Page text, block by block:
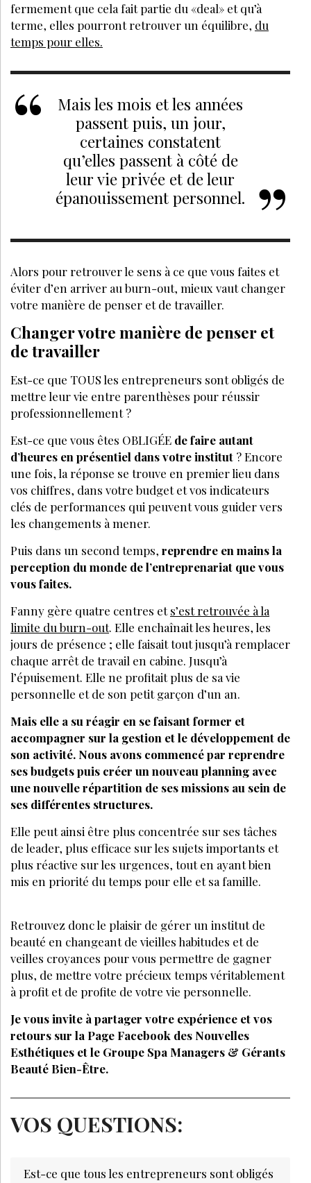
fermement que cela fait partie du «deal» et qu’à
terme, elles pourront retrouver un équilibre, du
temps pour elles.
Mais les mois et les années
passent puis, un jour,
certaines constatent
qu’elles passent à côté de
leur vie privée et de leur
épanouissement personnel.
Alors pour retrouver le sens à ce que vous faites et
éviter d’en arriver au burn-out, mieux vaut changer
votre manière de penser et de travailler.
Changer votre manière de penser et
de travailler
Est-ce que TOUS les entrepreneurs sont obligés de
mettre leur vie entre parenthèses pour réussir
professionnellement ?
Est-ce que vous êtes OBLIGÉE de faire autant
d’heures en présentiel dans votre institut ? Encore
une fois, la réponse se trouve en premier lieu dans
vos chiffres, dans votre budget et vos indicateurs
clés de performances qui peuvent vous guider vers
les changements à mener.
Puis dans un second temps, reprendre en mains la
perception du monde de l’entreprenariat que vous
vous faites.
Fanny gère quatre centres ets’est retrouvée à la
limite du burn-out. Elle enchaînait les heures, les
jours de présence ; elle faisait tout jusqu’à remplacer
chaque arrêt de travail en cabine. Jusqu’à
l’épuisement. Elle ne profitait plus de sa vie
personnelle et de son petit garçon d’un an.
Mais elle a su réagir en se faisant former et
accompagner sur la gestion et le développement de
son activité. Nous avons commencé par reprendre
ses budgets puis créer un nouveau planning avec
une nouvelle répartition de ses missions au sein de
ses différentes structures.
Elle peut ainsi être plus concentrée sur ses tâches
de leader, plus efficace sur les sujets importants et
plus réactive sur les urgences, tout en ayant bien
mis en priorité du temps pour elle et sa famille.
Retrouvez donc le plaisir de gérer un institut de
beauté en changeant de vieilles habitudes et de
veilles croyances pour vous permettre de gagner
plus, de mettre votre précieux temps véritablement
à profit et de profite de votre vie personnelle.
Je vous invite à partager votre expérience et vos
retours sur la Page Facebook des Nouvelles
Esthétiques et le Groupe Spa Managers & Gérants
Beauté Bien-Être.
VOS QUESTIONS:
Est-ce que tous les entrepreneurs sont obligés